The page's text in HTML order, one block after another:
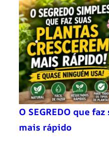
O SEGREDO que
mais rápido